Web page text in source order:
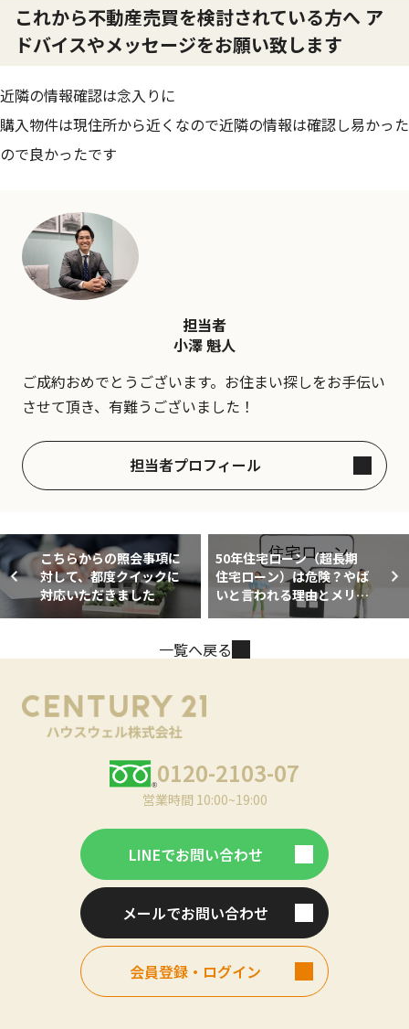
これから不動産売買を検討されている方へ ア
ドバイスやメッセージをお願い致します
近隣の情報確認は念入りに
購入物件は現住所から近くなので近隣の情報は確認し易かった
ので良かったです
担当者
小澤 魁人
ご成約おめでとうございます。お住まい探しをお手伝い
させて頂き、有難うございました！
担当者プロフィール
こちらからの照会事項に
対して、都度クイックに
対応いただきました
50年住宅ローン（超長期
住宅ローン）は危険？やば
いと言われる理由とメリッ
ト・デメリット
一覧へ戻る
0120-2103-07
営業時間 10:00~19:00
LINEでお問い合わせ
メールでお問い合わせ
会員登録・ログイン